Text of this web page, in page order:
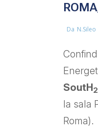
Da N.sileo
SoutH2
la sala
Roma).